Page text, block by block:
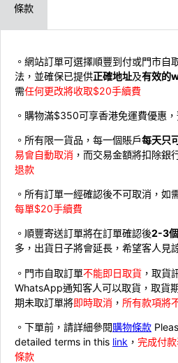
條款
。網站訂單可選擇順豐到付或門市自
法，並確保已提供正確地址及有效的
需任何更改將收取$20手續費
。購物滿$350可享香港免運費優惠
。所有限一貨品，每一個賬戶每天只
易會自動取消 ，而交易金額將扣除銀
退款
。所有訂單一經確認後不可取消，如
每單$20手續費
。順豐寄送訂單將在訂單確認後2-3
多，出貨日子將會延長，希望客人見
。門市自取訂單不能即日取貨 ，取貨
WhatsApp通知客人可以取貨，取貨
期未取訂單將即時取消 ， 所有款項將
。下單前，請詳細參閱購物條款
detailed terms in this link ， 完成付
條款